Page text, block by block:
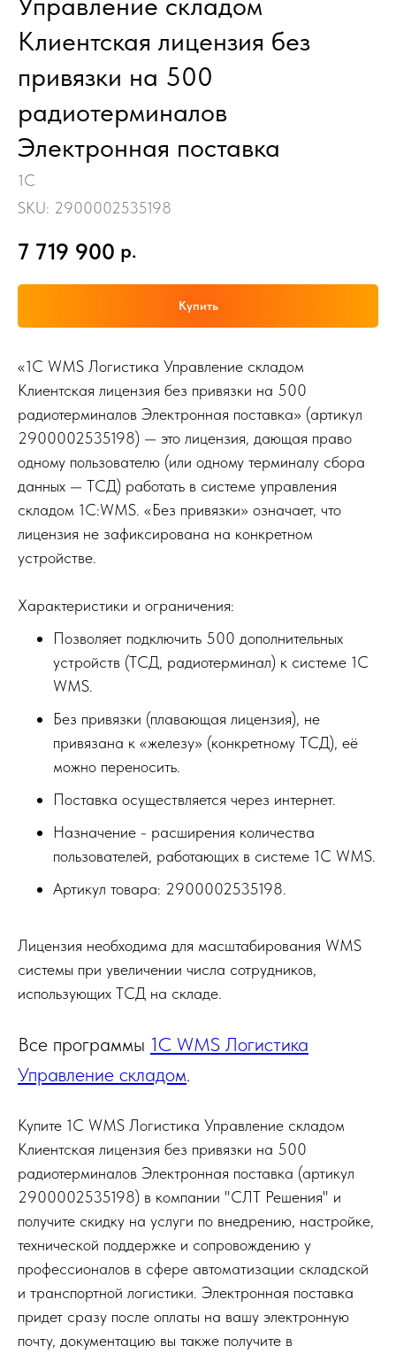
Клиентская лицензия без
привязки на 500
радиотерминалов
Электронная поставка
1С
SKU: 2900002535198
7 719 900 р.
Купить
«1С WMS Логистика Управление складом
Клиентская лицензия без привязки на 500
радиотерминалов Электронная поставка» (артикул
2900002535198) — это лицензия, дающая право
одному пользователю (или одному терминалу сбора
данных — ТСД) работать в системе управления
складом 1С:WMS. «Без привязки» означает, что
лицензия не зафиксирована на конкретном
устройстве.
Характеристики и ограничения:
Позволяет подключить 500 дополнительных
устройств (ТСД, радиотерминал) к системе 1С
WMS.
Без привязки (плавающая лицензия), не
привязана к «железу» (конкретному ТСД), её
можно переносить.
Поставка осуществляется через интернет.
Назначение - расширения количества
пользователей, работающих в системе 1С WMS.
Артикул товара: 2900002535198.
Лицензия необходима для масштабирования WMS
системы при увеличении числа сотрудников,
использующих ТСД на складе.
Все программы 1С WMS Логистика
Управление складом.
Купите 1С WMS Логистика Управление складом
Клиентская лицензия без привязки на 500
радиотерминалов Электронная поставка (артикул
2900002535198) в компании "СЛТ Решения" и
получите скидку на услуги по внедрению, настройке,
технической поддержке и сопровождению у
профессионалов в сфере автоматизации складской
и транспортной логистики. Электронная поставка
придет сразу после оплаты на вашу электронную
почту, документацию вы также получите в